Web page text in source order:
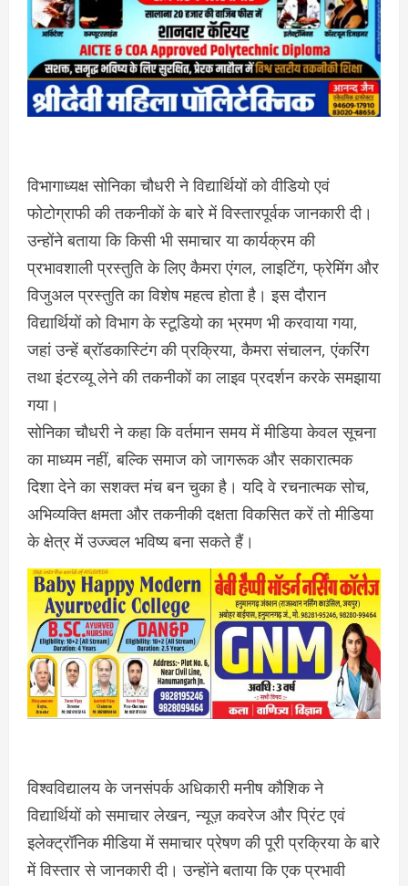
विभागाध्यक्ष सोनिका चौधरी ने विद्यार्थियों को वीडियो एवं
फोटोग्राफी की तकनीकों के बारे में विस्तारपूर्वक जानकारी दी।
उन्होंने बताया कि किसी भी समाचार या कार्यक्रम की
प्रभावशाली प्रस्तुति के लिए कैमरा एंगल, लाइटिंग, फ्रेमिंग और
विजुअल प्रस्तुति का विशेष महत्व होता है। इस दौरान
विद्यार्थियों को विभाग के स्टूडियो का भ्रमण भी करवाया गया,
जहां उन्हें ब्रॉडकास्टिंग की प्रक्रिया, कैमरा संचालन, एंकरिंग
तथा इंटरव्यू लेने की तकनीकों का लाइव प्रदर्शन करके समझाया
गया।
सोनिका चौधरी ने कहा कि वर्तमान समय में मीडिया केवल सूचना
का माध्यम नहीं, बल्कि समाज को जागरूक और सकारात्मक
दिशा देने का सशक्त मंच बन चुका है। यदि वे रचनात्मक सोच,
अभिव्यक्ति क्षमता और तकनीकी दक्षता विकसित करें तो मीडिया
के क्षेत्र में उज्ज्वल भविष्य बना सकते हैं।
विश्वविद्यालय के जनसंपर्क अधिकारी मनीष कौशिक ने
विद्यार्थियों को समाचार लेखन, न्यूज़ कवरेज और प्रिंट एवं
इलेक्ट्रॉनिक मीडिया में समाचार प्रेषण की पूरी प्रक्रिया के बारे
में विस्तार से जानकारी दी। उन्होंने बताया कि एक प्रभावी